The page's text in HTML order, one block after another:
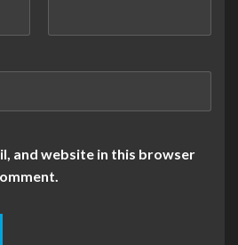
and website in this browser